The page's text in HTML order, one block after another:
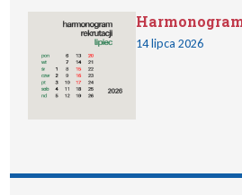
14 lipca 2026